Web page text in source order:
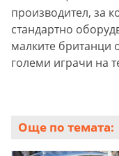
производител, за
стандартно
малките британци
големи играчи на
Още по темата: